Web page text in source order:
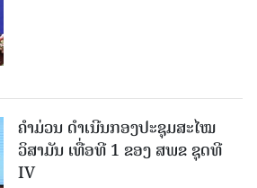
ຄໍາມ່ວນ ດຳເນີນກອງປະຊຸມສະໄໝ
ວິສາມັນ ເທື່ອທີ 1 ຂອງ ສພຂ ຊຸດທີ
IV